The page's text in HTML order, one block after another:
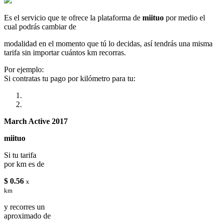
Es el servicio que te ofrece la plataforma de miituo por medio el
cual podrás cambiar de
modalidad en el momento que tú lo decidas, así tendrás una misma
tarifa sin importar cuántos km recorras.
Por ejemplo:
Si contratas tu pago por kilómetro para tu:
March Active 2017
miituo
Si tu tarifa
por km es de
$ 0.56 x
km
y recorres un
aproximado de